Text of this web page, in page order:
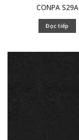
CONPA S29A
Đọc tiếp